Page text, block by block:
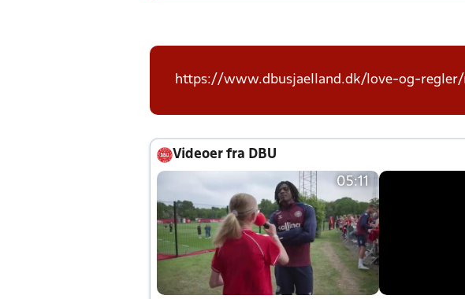
https://www.dbusjaelland.dk/love-og-
Videoer fra DBU
05:11